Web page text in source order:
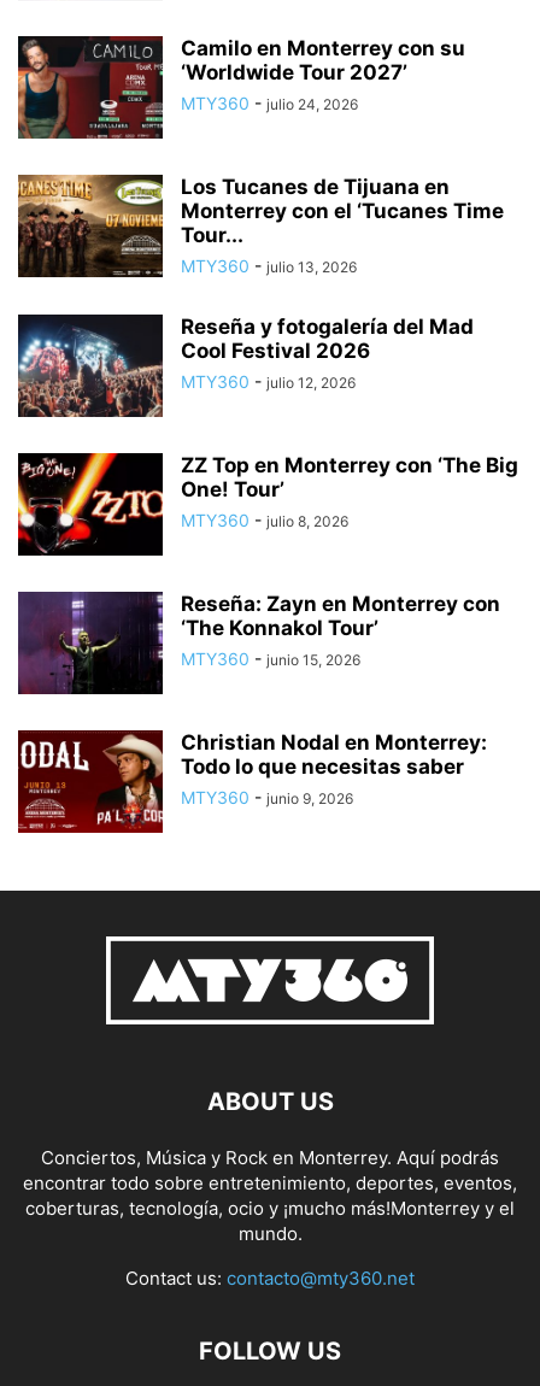
Camilo en Monterrey con su
‘Worldwide Tour 2027’
MTY360 - julio 24, 2026
Los Tucanes de Tijuana en
Monterrey con el ‘Tucanes Time
Tour...
MTY360 - julio 13, 2026
Reseña y fotogalería del Mad
Cool Festival 2026
MTY360 - julio 12, 2026
ZZ Top en Monterrey con ‘The Big
One! Tour’
MTY360 - julio 8, 2026
Reseña: Zayn en Monterrey con
‘The Konnakol Tour’
MTY360 - junio 15, 2026
Christian Nodal en Monterrey:
Todo lo que necesitas saber
MTY360 - junio 9, 2026
ABOUT US
Conciertos, Música y Rock en Monterrey. Aquí podrás
encontrar todo sobre entretenimiento, deportes, eventos,
coberturas, tecnología, ocio y ¡mucho más!Monterrey y el
mundo.
Contact us: contacto@mty360.net
FOLLOW US